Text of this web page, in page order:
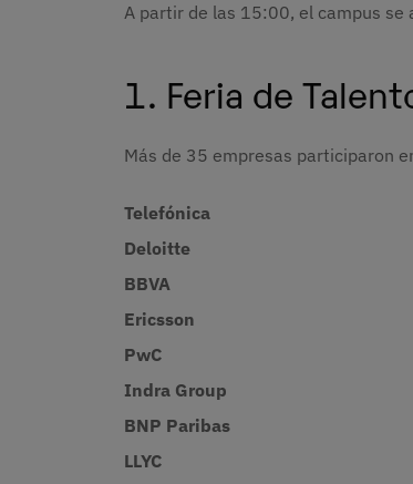
A partir de las 15:00, el campus se
1. Feria de
Más de 35 empresas participaron
Telefónica
Deloitte
BBVA
Ericsson
PwC
Indra Group
BNP Paribas
LLYC